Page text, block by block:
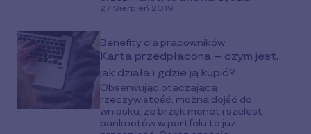
27 Sierpień 2019
Benefity dla pracowników
Karta przedpłacona – czym jest,
jak działa i gdzie ją kupić?
Obserwując otaczającą
rzeczywistość, można dojść do
wniosku, że brzęk monet i szelest
banknotów w portfelu to już